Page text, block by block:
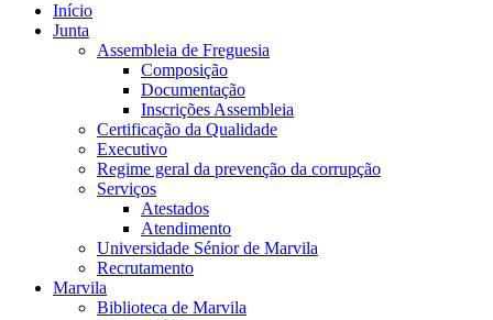
Início
Junta
Assembleia de Freguesia
Composição
Documentação
Inscrições Assembleia
Certificação da Qualidade
Executivo
Regime geral da prevenção da corrupção
Serviços
Atestados
Atendimento
Universidade Sénior de Marvila
Recrutamento
Marvila
Biblioteca de Marvila